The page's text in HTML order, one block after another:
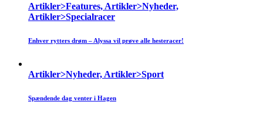
Artikler>Features, Artikler>Nyheder,
Artikler>Specialracer
Enhver rytters drøm – Alyssa vil prøve alle hesteracer!
Artikler>Nyheder, Artikler>Sport
Spændende dag venter i Hagen